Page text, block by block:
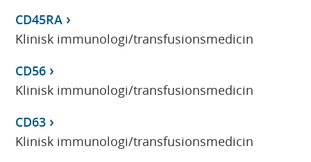
CD45RA
Klinisk immunologi/transfusionsmedicin
CD56
Klinisk immunologi/transfusionsmedicin
CD63
Klinisk immunologi/transfusionsmedicin